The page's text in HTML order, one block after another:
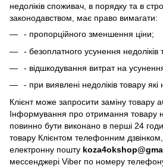
недоліків споживач, в порядку та в
законодавством, має право вимагати:
- пропорційного зменшення ціни;
- безоплатного усунення недоліків
- відшкодування витрат на
- при виявлені недоліків товару
Клієнт може запросити заміну товару
Інформування про отримання товару
повинно бути виконано в перші 24
товару Клієнтом телефонним
електронну пошту
мессенджері Viber по номеру